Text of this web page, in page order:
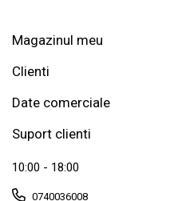
Magazinul meu
Clienti
Date comerciale
Suport clienti
10:00 - 18:00
0740036008